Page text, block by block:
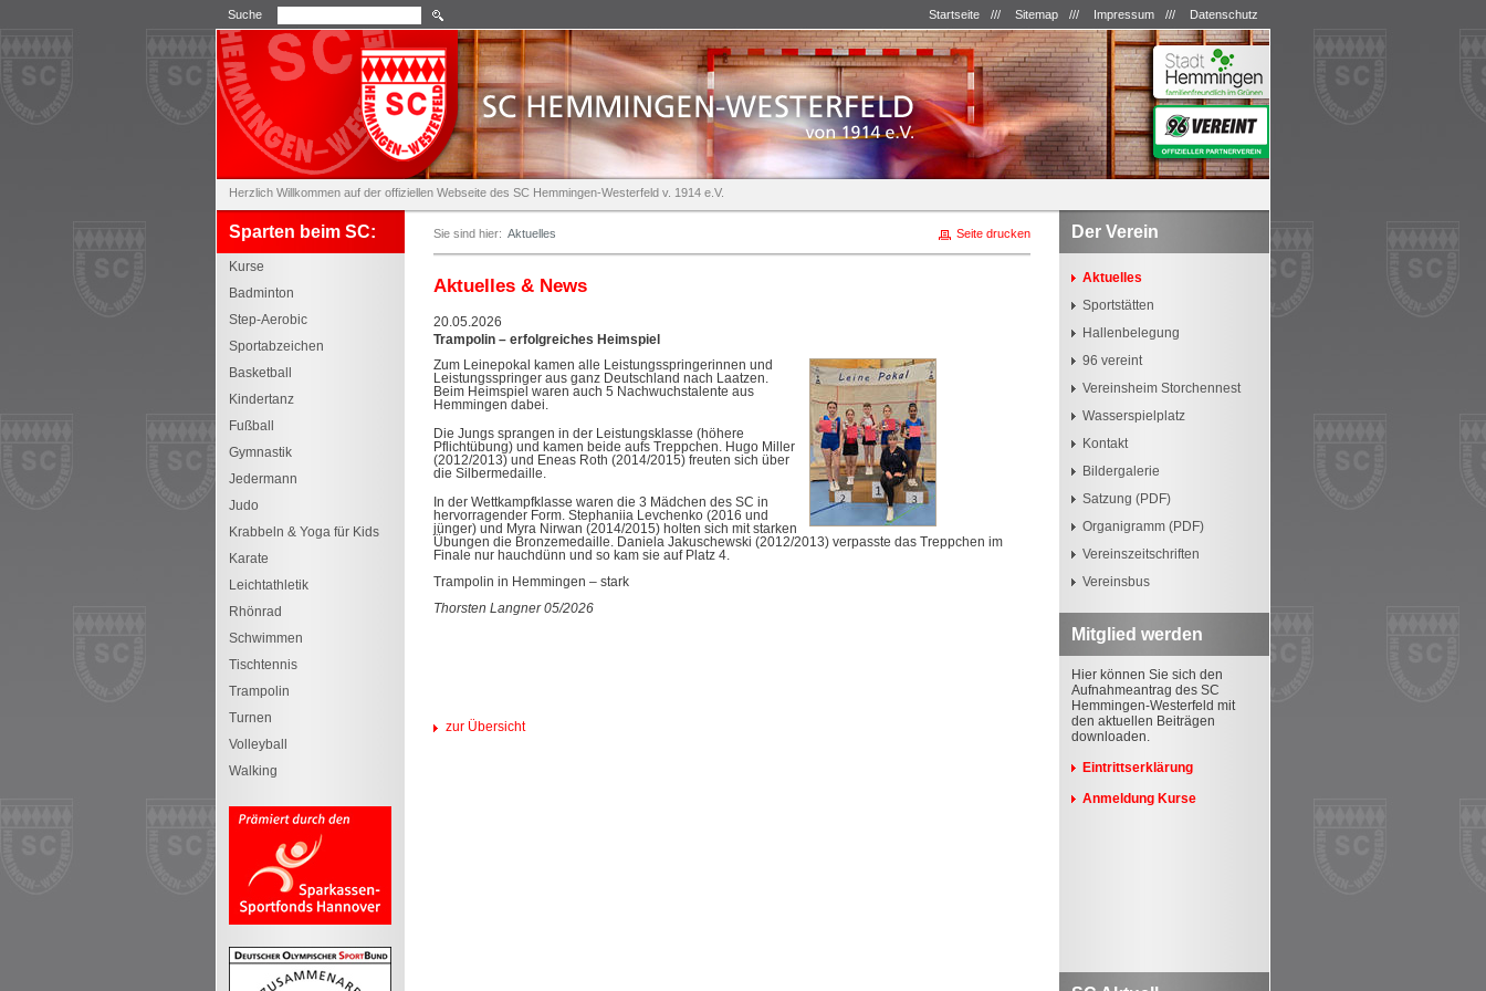
Suche Startseite /// Sitemap /// Impressum /// Datenschutz
Herzlich Willkommen auf der offiziellen Webseite des SC Hemmingen-Westerfeld v. 1914 e.V.
Sparten beim SC:
Kurse
Badminton
Step-Aerobic
Sportabzeichen
Basketball
Kindertanz
Fußball
Gymnastik
Jedermann
Judo
Krabbeln & Yoga für Kids
Karate
Leichtathletik
Rhönrad
Schwimmen
Tischtennis
Trampolin
Turnen
Volleyball
Walking
Sie sind hier: Aktuelles Seite drucken
Aktuelles & News
20.05.2026
Trampolin – erfolgreiches Heimspiel
Zum Leinepokal kamen alle Leistungsspringerinnen und
Leistungsspringer aus ganz Deutschland nach Laatzen.
Beim Heimspiel waren auch 5 Nachwuchstalente aus
Hemmingen dabei.
Die Jungs sprangen in der Leistungsklasse (höhere
Pflichtübung) und kamen beide aufs Treppchen. Hugo Miller
(2012/2013) und Eneas Roth (2014/2015) freuten sich über
die Silbermedaille.
In der Wettkampfklasse waren die 3 Mädchen des SC in
hervorragender Form. Stephaniia Levchenko (2016 und
jünger) und Myra Nirwan (2014/2015) holten sich mit starken
Übungen die Bronzemedaille. Daniela Jakuschewski (2012/2013) verpasste das Treppchen im
Finale nur hauchdünn und so kam sie auf Platz 4.
Trampolin in Hemmingen – stark
Thorsten Langner 05/2026
zur Übersicht
Der Verein
Aktuelles
Sportstätten
Hallenbelegung
96 vereint
Vereinsheim Storchennest
Wasserspielplatz
Kontakt
Bildergalerie
Satzung (PDF)
Organigramm (PDF)
Vereinszeitschriften
Vereinsbus
Mitglied werden
Hier können Sie sich den
Aufnahmeantrag des SC
Hemmingen-Westerfeld mit
den aktuellen Beiträgen
downloaden.
Eintrittserklärung
Anmeldung Kurse